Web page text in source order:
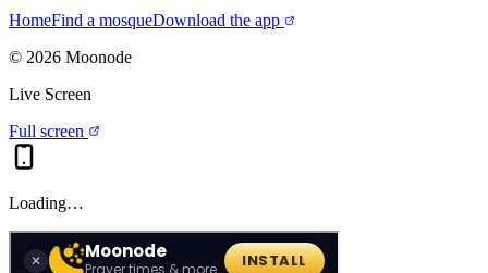
HomeFind a mosqueDownload the app
© 2026 Moonode
Live Screen
Full screen
Loading…